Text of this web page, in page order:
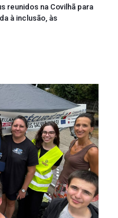
reunidos na Covilhã para
à inclusão, às